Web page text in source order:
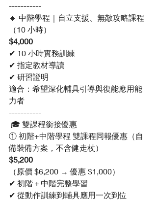
-----------
🔹 中階學程｜自立支援、無敵攻略課程
（10 小時）
$4,000
✔ 10 小時實務訓練
✔ 指定教材導讀
✔ 研習證明
適合：希望深化輔具引導與復能應用能
力者
-----------
🎓 雙課程銜接優惠
① 初階+中階學程 雙課程同報優惠（自
備裝備方案，不含健走杖）
$5,200
（原價 $6,200 → 優惠 $1,000）
✔ 初階＋中階完整學習
✔ 從動作訓練到輔具應用一次到位